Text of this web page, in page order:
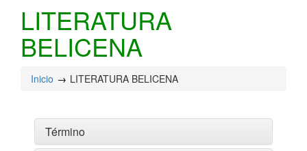
LITERATURA
BELICENA
Inicio LITERATURA BELICENA
Término